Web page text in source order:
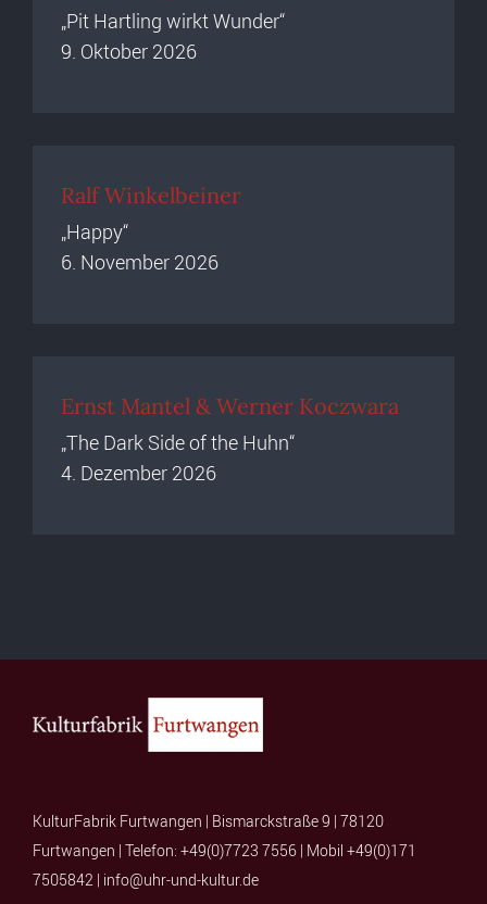
„Pit Hartling wirkt Wunder“
9. Oktober 2026
Ralf Winkelbeiner
„Happy“
6. November 2026
Ernst Mantel & Werner Koczwara
„The Dark Side of the Huhn“
4. Dezember 2026
KulturFabrik Furtwangen | Bismarckstraße 9 | 78120
Furtwangen | Telefon: +49(0)7723 7556 | Mobil +49(0)171
7505842 | info@uhr-und-kultur.de